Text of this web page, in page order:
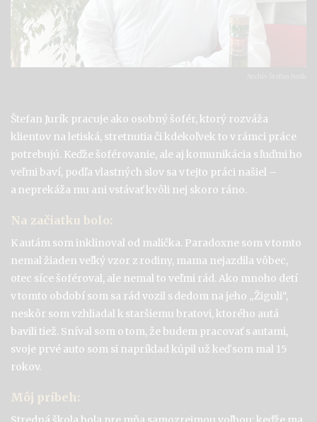
Štefan Jurík pracuje ako osobný šofér, ktorý rozváža
klientov na letiská, stretnutia či kdekoľvek to v rámci práce
potrebujú. Keďže šoférovanie, ale aj komunikácia s ľuďmi ho
veľmi baví, podľa vlastných slov sa v tejto práci našiel –
a neprekáža mu ani vstávať kvôli nej skoro ráno.
Na začiatku bolo:
K autám som inklinoval od malička. Paradoxne som v tomto
nemal žiaden veľký vzor z rodiny, mama nejazdila vôbec,
otec síce šoféroval, ale nemal to veľmi rád. Ako mnoho detí
v tomto období som sa rád vozil s dedom na jeho „Žiguli“,
neskôr som vzhliadal k staršiemu bratovi, ktorého autá
bavili tiež. Sníval som o tom, že budem pracovať s autami,
svoje prvé auto som si napríklad kúpil už keď som mal 15
rokov.
Môj príbeh: